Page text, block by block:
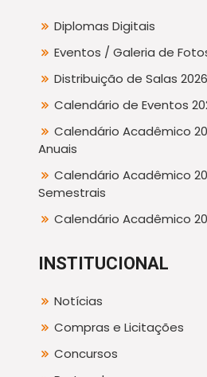
Diplomas Digitais
Eventos / Galeria de
Distribuição de Salas 2026
Calendário de Eventos
Calendário Acadêmico
Anuais
Calendário Acadêmico
Semestrais
Calendário Acadêmico
INSTITUCIONAL
Notícias
Compras e Licitações
Concursos